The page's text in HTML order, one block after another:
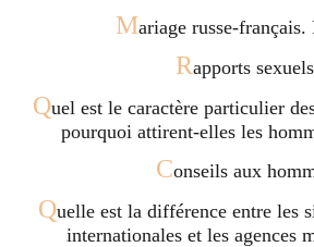
Mariage russe-français.
Rapports sexuels
Quel est le caractère particulier
pourquoi attirent-elles les
Conseils aux
Quelle est la différence entre les
internationales et les agences